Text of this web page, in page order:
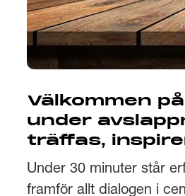
Välkommen
under
träffas,
Under 30 minuter står
framför allt dialogen i